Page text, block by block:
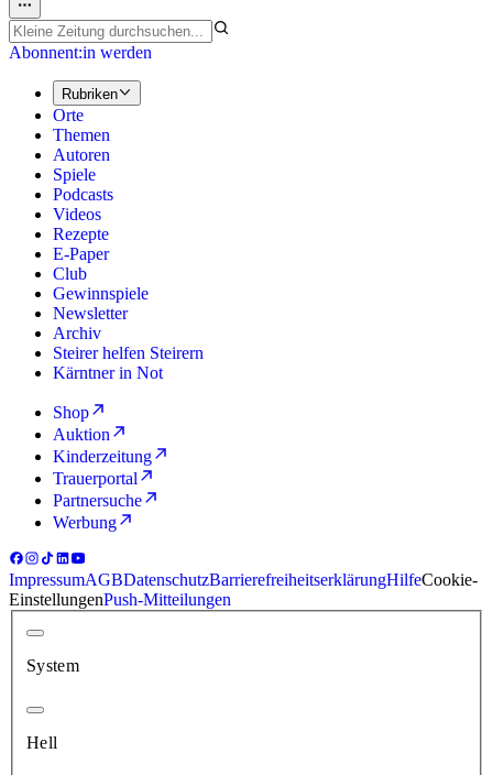
Abonnent:in werden
Rubriken
Orte
Themen
Autoren
Spiele
Podcasts
Videos
Rezepte
E-Paper
Club
Gewinnspiele
Newsletter
Archiv
Steirer helfen Steirern
Kärntner in Not
Shop
Auktion
Kinderzeitung
Trauerportal
Partnersuche
Werbung
ImpressumAGBDatenschutzBarrierefreiheitserklärungHilfeCookie-
EinstellungenPush-Mitteilungen
System
Hell